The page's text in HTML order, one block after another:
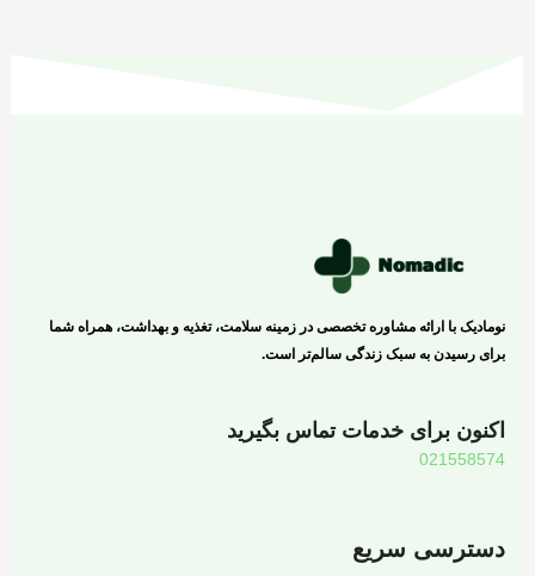
نومادیک با ارائه مشاوره تخصصی در زمینه سلامت، تغذیه و بهداشت، همراه شما
برای رسیدن به سبک زندگی سالم‌تر است.
اکنون برای خدمات تماس بگیرید
021558574
دسترسی سریع